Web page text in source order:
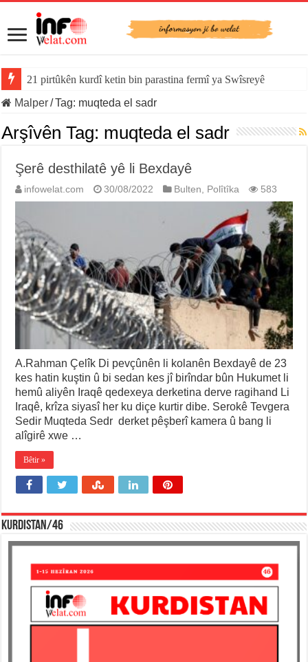
21 pirtûkên kurdî ketin bin parastina fermî ya Swîsreyê
Malper/Tag: muqteda el sadr
Arşîvên Tag: muqteda el sadr
Şerê desthilatê yê li Bexdayê
infowelat.com 30/08/2022 Bulten, Polîtîka 583
A.Rahman Çelîk Di pevçûnên li kolanên Bexdayê de 23
kes hatin kuştin û bi sedan kes jî birîndar bûn Hukumet li
hemû aliyên Iraqê qedexeya derketina derve ragihand Li
Iraqê, krîza siyasî her ku diçe kurtir dibe. Serokê Tevgera
Sedir Muqteda Sedr derket pêşberî kamera û bang li
alîgirê xwe …
Bêtir »
KURDISTAN/46